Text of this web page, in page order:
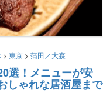
> 東京 > 蒲田／大森
選！メニューが安
しゃれな居酒屋まで